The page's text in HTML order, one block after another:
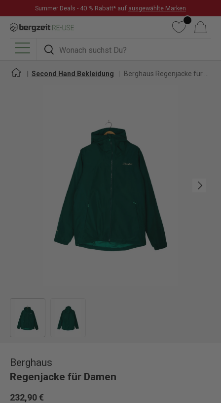
DIREKT ZUM INHALT
Summer Deals - 40 % Rabatt* auf ausgewählte Marken
Suchen
Suchen
WunschlisteWarenkorb
Menü
Second Hand Bekleidung
Nächste
Berghaus
Regenjacke für Damen
232,90 €